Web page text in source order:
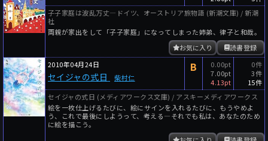
子子家庭は波乱万丈―ドイツ、オーストリア旅物語 (新潮文庫) / 新潮
社
両親が家出をして「子子家庭」になってしまった姉弟、律子と和哉。
読書登録
お気に入り
2010年04月24日
セイジャの式日 柴村仁
B
0.00pt
7.00pt
4.13pt
0件
3件
15件
セイジャの式日 (メディアワークス文庫) / アスキーメディアワークス
絵を一枚仕上げるたびに、絵にサインを入れるたびに、もうやめよ
う、これで最後にしようって、考える―それでも私は、あなたのため
に絵を描こう。